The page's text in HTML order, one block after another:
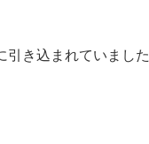
引き込まれていました